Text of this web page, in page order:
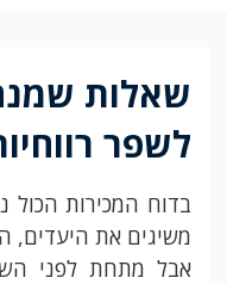
שאלות
לשפר
בדוח המכירות הכול
משיגים את היעדים,
אבל מתחת לפני